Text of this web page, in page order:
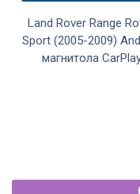
Land Rover Range
Sport (2005-2009)
магнитола